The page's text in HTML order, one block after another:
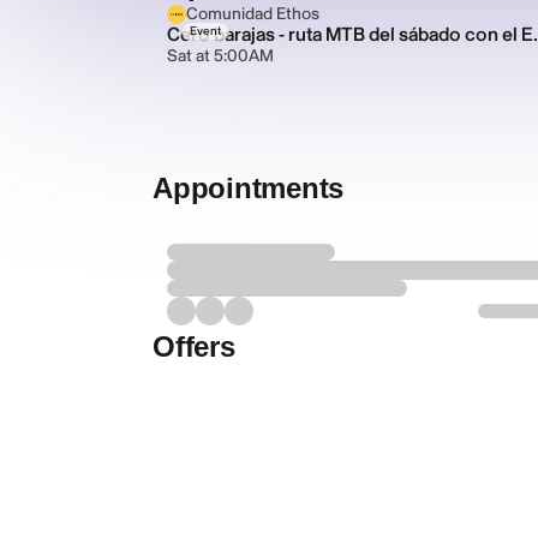
Event
Comunidad Ethos
Cero
Sat at 5:00AM
Appointments
Offers